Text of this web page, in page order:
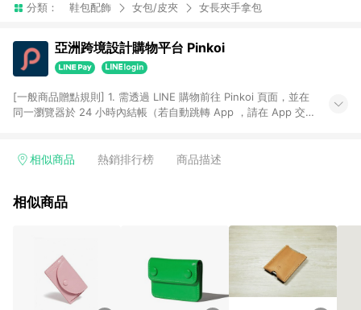
分類： 鞋包配飾 女包/皮夾 女長夾手拿包
亞洲跨境設計購物平台 Pinkoi
[一般商品贈點規則] 1. 需透過 LINE 購物前往 Pinkoi 頁面，並在
同一瀏覽器於 24 小時內結帳（若自動跳轉 App ，請在 App 交
回饋訂單不得享有 Pinkoi 站方優惠，例如首購優惠，P coins，
行為，不具贈點資格，部分退款不在此限。 6. APP 請更新至
貨後 45 天後發送。 8. 群眾募資商品，禮物卡，開館保證金，補
運費，攤位費等不具贈點資格。 9. LINE 購物站上之商品規格、
顏色、價位、贈品如與 Pinkoi 商品資訊頁及購物車不符，以
Pinkoi 購物商品資訊頁及購物車標示為準。 10. 點數紅包使用規
則請以點數紅包活動說明為準。 11. 若於 LINE 購物前往 Pinkoi
相似商品 熱銷排行榜 商品描述
相似商品